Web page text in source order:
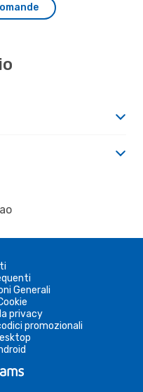
Generali
privacy
promozionali